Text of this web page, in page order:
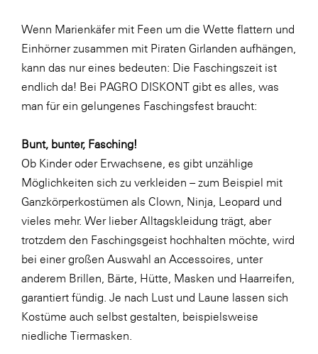
SeneCura
SKINUANCE®
Somfy
SPIEGLTEC
STIHL Tirol
Trend Micro
TAG GmbH
VALETTA
Verband Druck Medien Österreich
Wirtschaftskammer Salzburg
WKS Fachgruppe Fahrzeughandel und
Wenn Marienkäfer mit Feen um die Wette flattern und
Einhörner zusammen mit Piraten Girlanden aufhängen,
kann das nur eines bedeuten: Die Faschingszeit ist
endlich da! Bei PAGRO DISKONT gibt es alles, was
man für ein gelungenes Faschingsfest braucht:
Bunt, bunter, Fasching!
Ob Kinder oder Erwachsene, es gibt unzählige
Möglichkeiten sich zu verkleiden – zum Beispiel mit
Ganzkörperkostümen als Clown, Ninja, Leopard und
vieles mehr. Wer lieber Alltagskleidung trägt, aber
trotzdem den Faschingsgeist hochhalten möchte, wird
bei einer großen Auswahl an Accessoires, unter
anderem Brillen, Bärte, Hütte, Masken und Haarreifen,
garantiert fündig. Je nach Lust und Laune lassen sich
Kostüme auch selbst gestalten, beispielsweise
niedliche Tiermasken